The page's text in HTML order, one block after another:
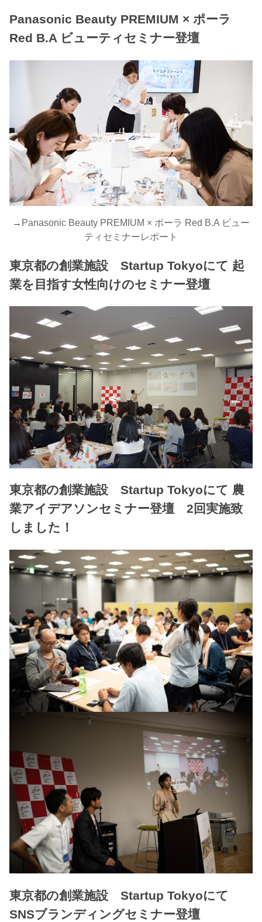
Panasonic Beauty PREMIUM × ポーラ
Red B.A ビューティセミナー登壇
→ Panasonic Beauty PREMIUM × ポーラ Red B.A ビュー
ティセミナーレポート
東京都の創業施設 Startup Tokyoにて 起
業を目指す女性向けのセミナー登壇
東京都の創業施設 Startup Tokyoにて 農
業アイデアソンセミナー登壇 2回実施致
しました！
東京都の創業施設 Startup Tokyoにて
SNSブランディングセミナー登壇